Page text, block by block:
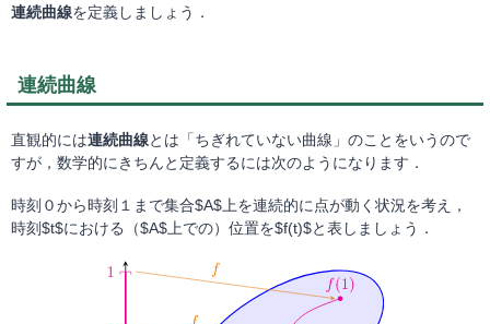
連続曲線を定義しましょう．
連続曲線
直観的には連続曲線とは「ちぎれていない曲線」のことをいうので
すが，数学的にきちんと定義するには次のようになります．
時刻０から時刻１まで集合$A$上を連続的に点が動く状況を考え，
時刻$t$における（$A$上での）位置を$f(t)$と表しましょう．